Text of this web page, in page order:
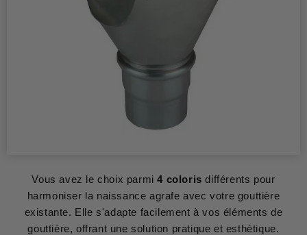
Vous avez le choix parmi 4 coloris différents pour
harmoniser la naissance agrafe avec votre gouttière
existante. Elle s'adapte facilement à vos éléments de
gouttière, offrant une solution pratique et esthétique.